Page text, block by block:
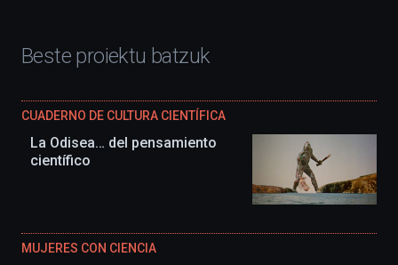
Beste proiektu batzuk
CUADERNO DE CULTURA CIENTÍFICA
La Odisea… del pensamiento
científico
MUJERES CON CIENCIA